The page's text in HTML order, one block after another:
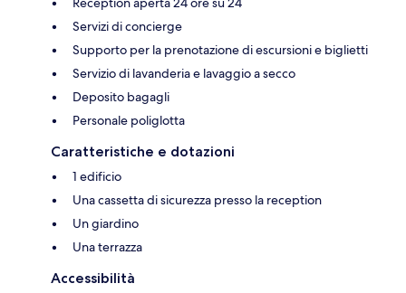
Servizi di concierge
Supporto per la prenotazione di escursioni e biglietti
Servizio di lavanderia e lavaggio a secco
Deposito bagagli
Personale poliglotta
Caratteristiche e dotazioni
1 edificio
Una cassetta di sicurezza presso la reception
Un giardino
Una terrazza
Accessibilità